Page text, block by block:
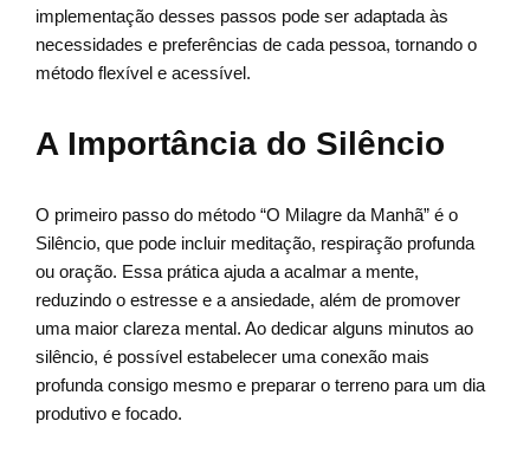
implementação desses passos pode ser adaptada às
necessidades e preferências de cada pessoa, tornando o
método flexível e acessível.
A Importância do Silêncio
O primeiro passo do método “O Milagre da Manhã” é o
Silêncio, que pode incluir meditação, respiração profunda
ou oração. Essa prática ajuda a acalmar a mente,
reduzindo o estresse e a ansiedade, além de promover
uma maior clareza mental. Ao dedicar alguns minutos ao
silêncio, é possível estabelecer uma conexão mais
profunda consigo mesmo e preparar o terreno para um dia
produtivo e focado.